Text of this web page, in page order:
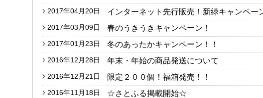
2017年04月20日 インターネット先行販売！新緑キャンペー
2017年03月09日 春のうきうきキャンペーン！
2017年01月23日 冬のあったかキャンペーン！！
2016年12月28日 年末・年始の商品発送について
2016年12月21日 限定２００個！福箱発売！！
2016年11月18日 ☆さとふる掲載開始☆